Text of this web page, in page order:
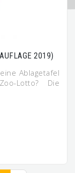
2019)
Ablagetafel
Lotto? Die